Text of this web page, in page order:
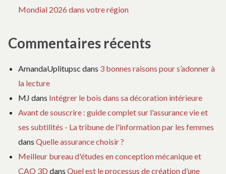
Mondial 2026 dans votre région
Commentaires récents
AmandaUplitupsc dans 3 bonnes raisons pour s’adonner à
la lecture
MJ dans Intégrer le bois dans sa décoration intérieure
Avant de souscrire : guide complet sur l'assurance vie et
ses subtilités - La tribune de l'information par les femmes
dans Quelle assurance choisir ?
Meilleur bureau d'études en conception mécanique et
CAO 3D dans Quel est le processus de création d’une